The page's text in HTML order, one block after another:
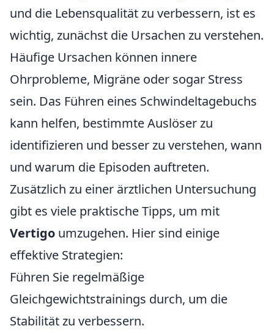
und die Lebensqualität zu verbessern, ist es
wichtig, zunächst die Ursachen zu verstehen.
Häufige Ursachen können innere
Ohrprobleme, Migräne oder sogar Stress
sein. Das Führen eines Schwindeltagebuchs
kann helfen, bestimmte Auslöser zu
identifizieren und besser zu verstehen, wann
und warum die Episoden auftreten.
Zusätzlich zu einer ärztlichen Untersuchung
gibt es viele praktische Tipps, um mit
Vertigo umzugehen. Hier sind einige
effektive Strategien:
Führen Sie regelmäßige
Gleichgewichtstrainings durch, um die
Stabilität zu verbessern.